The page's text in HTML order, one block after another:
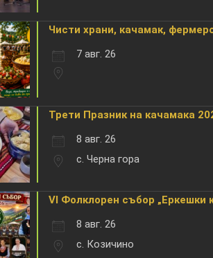
Чисти храни, качамак,
7 авг. 26
Трети Празник на качамака
8 авг. 26
с. Черна гора
VI Фолклорен събор „Еркешки
8 авг. 26
с. Козичино